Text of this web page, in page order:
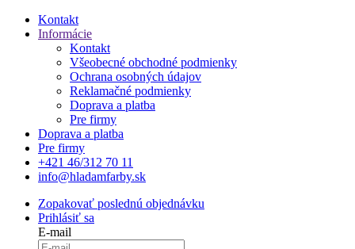
Kontakt
Informácie
Kontakt
Všeobecné obchodné podmienky
Ochrana osobných údajov
Reklamačné podmienky
Doprava a platba
Pre firmy
Doprava a platba
Pre firmy
+421 46/312 70 11
info@hladamfarby.sk
Zopakovať poslednú objednávku
Prihlásiť sa
E-mail